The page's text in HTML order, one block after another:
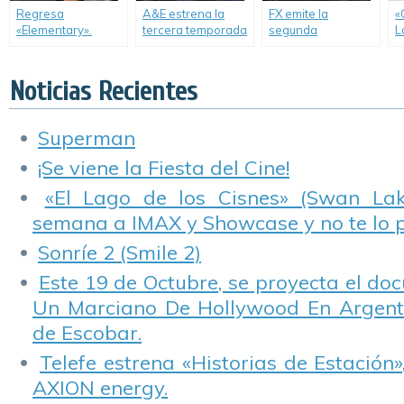
Regresa
«Elementary».
A&E estrena la
tercera temporada
FX emite la
segunda
Noticias Recientes
Superman
¡Se viene la Fiesta del Cine!
«El Lago de los Cisnes» (Swan
semana a IMAX y Showcase y no te lo
Sonríe 2 (Smile 2)
Este 19 de Octubre, se proyecta el
Un Marciano De Hollywood En
de Escobar.
Telefe estrena «Historias de
AXION energy.